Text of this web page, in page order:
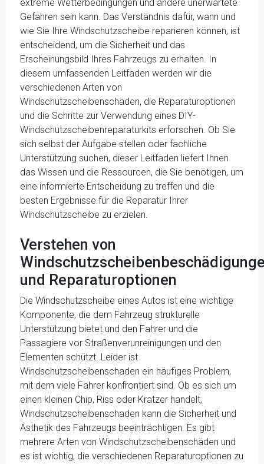
extreme Wetterbedingungen und andere unerwartete
Gefahren sein kann. Das Verständnis dafür, wann und
wie Sie Ihre Windschutzscheibe reparieren können, ist
entscheidend, um die Sicherheit und das
Erscheinungsbild Ihres Fahrzeugs zu erhalten. In
diesem umfassenden Leitfaden werden wir die
verschiedenen Arten von
Windschutzscheibenschäden, die Reparaturoptionen
und die Schritte zur Verwendung eines DIY-
Windschutzscheibenreparaturkits erforschen. Ob Sie
sich selbst der Aufgabe stellen oder fachliche
Unterstützung suchen, dieser Leitfaden liefert Ihnen
das Wissen und die Ressourcen, die Sie benötigen, um
eine informierte Entscheidung zu treffen und die
besten Ergebnisse für die Reparatur Ihrer
Windschutzscheibe zu erzielen.
Verstehen von
und Reparaturoptionen
Die Windschutzscheibe eines Autos ist eine wichtige
Komponente, die dem Fahrzeug strukturelle
Unterstützung bietet und den Fahrer und die
Passagiere vor Straßenverunreinigungen und den
Elementen schützt. Leider ist
Windschutzscheibenschaden ein häufiges Problem,
mit dem viele Fahrer konfrontiert sind. Ob es sich um
einen kleinen Chip, Riss oder Kratzer handelt,
Windschutzscheibenschaden kann die Sicherheit und
Ästhetik des Fahrzeugs beeinträchtigen. Es gibt
mehrere Arten von Windschutzscheibenschäden und
es ist wichtig, die verschiedenen Reparaturoptionen zu